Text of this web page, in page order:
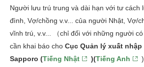
Người lưu trú trung và dài hạn với tư cách
đình, Vợ/chồng v.v... của người Nhật, Vợ/
vĩnh trú, v.v... （chỉ đối với những người
cần khai báo cho Cục Quản lý xuất
Sapporo (Tiếng Nhật )(Tiếng Anh